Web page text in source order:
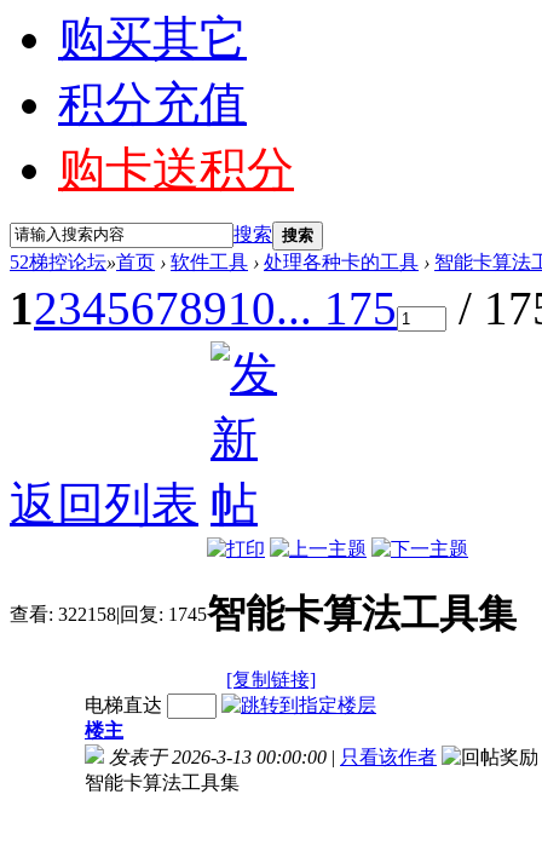
购买其它
积分充值
购卡送积分
搜索 搜索
52梯控论坛»首页 › 软件工具 › 处理各种卡的工具 › 智能卡算法
12345678910... 175 /
返回列表
查看: 322158|回复: 1745智能卡算法工具集
[复制链接]
电梯直达
楼主
发表于 2026-3-13 00:00:00 | 只看该作者
智能卡算法工具集